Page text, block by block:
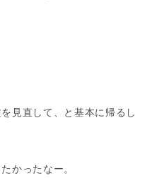
見直して、と基本に帰るし
かったなー。